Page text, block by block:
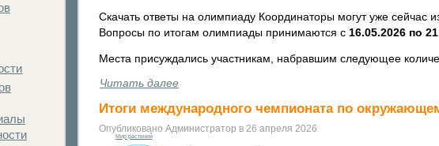
Скачать ответы на олимпиаду Координаторы могут уже сейчас из
Вопросы по итогам олимпиады принимаются с 16.05.2026 по
Места присуждались участникам, набравшим следующее
Читать далее
Итоги международного чемпионата по
Опубликовано Администратор в 26 апреля 2026
Мир растений